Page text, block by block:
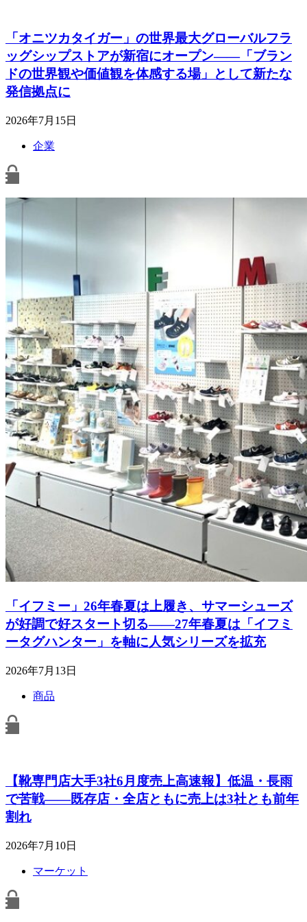
「オニツカタイガー」の世界最大グローバルフラ
ッグシップストアが新宿にオープン――「ブラン
ドの世界観や価値観を体感する場」として新たな
発信拠点に
2026年7月15日
企業
「イフミー」26年春夏は上履き、サマーシューズ
が好調で好スタート切る――27年春夏は「イフミ
ータグハンター」を軸に人気シリーズを拡充
2026年7月13日
商品
【靴専門店大手3社6月度売上高速報】低温・長雨
で苦戦――既存店・全店ともに売上は3社とも前年
割れ
2026年7月10日
マーケット